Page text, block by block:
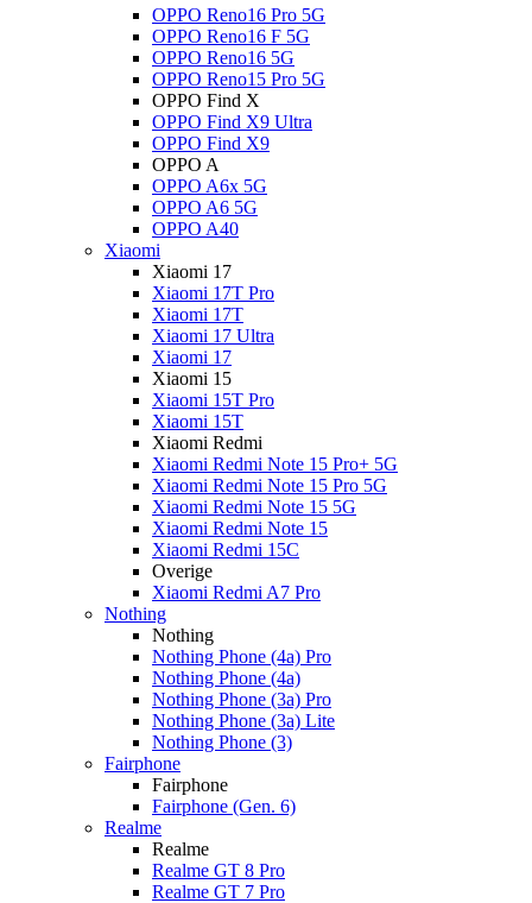
OPPO Reno16 Pro 5G
OPPO Reno16 F 5G
OPPO Reno16 5G
OPPO Reno15 Pro 5G
OPPO Find X
OPPO Find X9 Ultra
OPPO Find X9
OPPO A
OPPO A6x 5G
OPPO A6 5G
OPPO A40
Xiaomi
Xiaomi 17
Xiaomi 17T Pro
Xiaomi 17T
Xiaomi 17 Ultra
Xiaomi 17
Xiaomi 15
Xiaomi 15T Pro
Xiaomi 15T
Xiaomi Redmi
Xiaomi Redmi Note 15 Pro+ 5G
Xiaomi Redmi Note 15 Pro 5G
Xiaomi Redmi Note 15 5G
Xiaomi Redmi Note 15
Xiaomi Redmi 15C
Overige
Xiaomi Redmi A7 Pro
Nothing
Nothing
Nothing Phone (4a) Pro
Nothing Phone (4a)
Nothing Phone (3a) Pro
Nothing Phone (3a) Lite
Nothing Phone (3)
Fairphone
Fairphone
Fairphone (Gen. 6)
Realme
Realme
Realme GT 8 Pro
Realme GT 7 Pro